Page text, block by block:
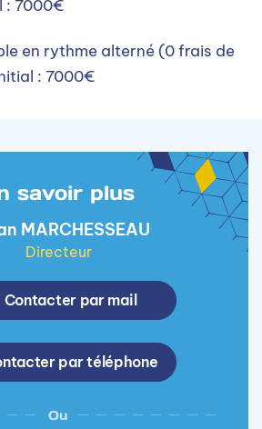
: 7000€
en rythme alterné (0 frais de
: 7000€
savoir plus
MARCHESSEAU
Directeur
Contacter par mail
par téléphone
Ou